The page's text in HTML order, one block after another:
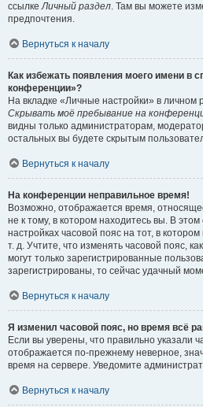
ссылкеЛичный раздел. Там вы можете
предпочтения.
Вернуться к началу
Как избежать появления моего имени в
конференции»?
На вкладке «Личные настройки» в
Скрывать моё пребывание на
видны только администраторам,
остальных вы будете скрытым
Вернуться к началу
На конференции неправильное время!
Возможно, отображается время,
не к тому, в котором находитесь вы. В
настройках часовой пояс на тот, в
т. д. Учтите, что изменять часовой пояс,
могут только зарегистрированные
зарегистрированы, то сейчас удачный
Вернуться к началу
Я изменил часовой пояс, но время всё
Если вы уверены, что правильно указали
отображается по-прежнему неверное,
время на сервере. Уведомите
Вернуться к началу